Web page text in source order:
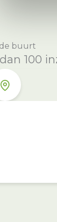
buurt
100